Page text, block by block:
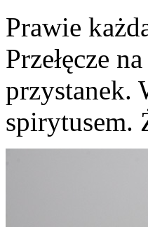
Prawie
Przełęcze
przystanek.
spirytusem.